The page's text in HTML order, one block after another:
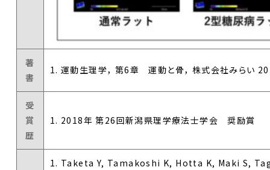
著
書
1. 運動生理学， 第6章 運動と骨， 株式会社みらい
受
賞
歴
1. 2018年 第26回新潟県理学療法士学会 奨励賞
1. Taketa Y, Tamakoshi K, Hotta K, Maki S,